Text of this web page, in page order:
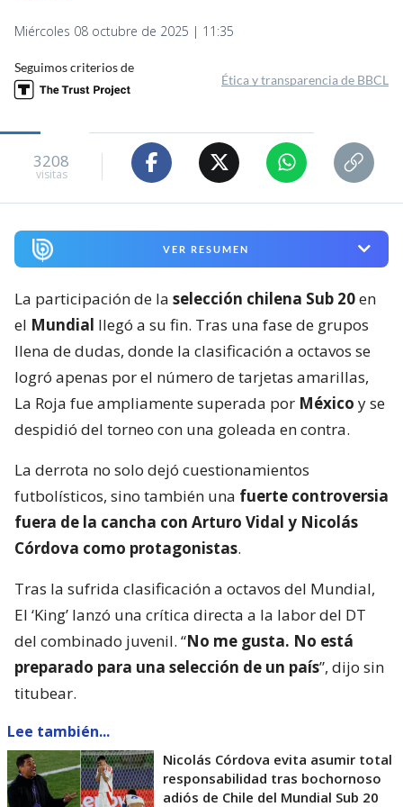
Miércoles 08 octubre de 2025 | 11:35
Seguimos criterios de
Ética y transparencia de BBCL
3208
visitas
VER RESUMEN
La participación de la selección chilena Sub 20en
el Mundial llegó a su fin. Tras una fase de grupos
llena de dudas, donde la clasificación a octavos se
logró apenas por el número de tarjetas amarillas,
La Roja fue ampliamente superada por México y se
despidió del torneo con una goleada en contra.
La derrota no solo dejó cuestionamientos
futbolísticos, sino también una fuerte controversia
fuera de la cancha con Arturo Vidal y Nicolás
Córdova como protagonistas.
Tras la sufrida clasificación a octavos del Mundial,
El ‘King’ lanzó una crítica directa a la labor del DT
del combinado juvenil. “No me gusta. No está
preparado para una selección de un país”, dijo sin
titubear.
Lee también...
Nicolás Córdova evita asumir total
responsabilidad tras bochornoso
adiós de Chile del Mundial Sub 20